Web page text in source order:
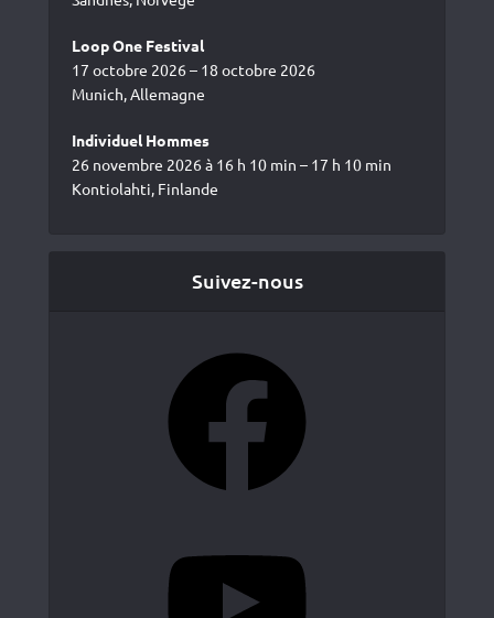
Loop One Festival
17 octobre 2026 – 18 octobre 2026
Munich, Allemagne
Individuel Hommes
26 novembre 2026 à 16 h 10 min – 17 h 10 min
Kontiolahti, Finlande
Suivez-nous